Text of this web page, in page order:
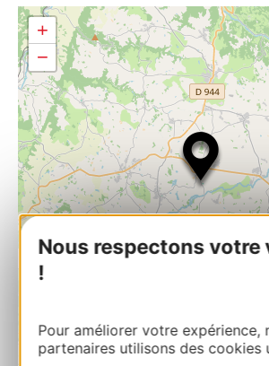
Nous respectons votre
!
Pour améliorer votre expérience,
partenaires utilisons des cookies
+
−
Leaflet | Map data ©